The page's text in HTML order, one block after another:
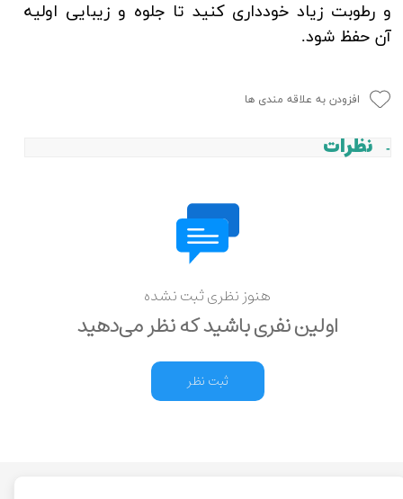
و رطوبت زیاد خودداری کنید تا جلوه و زیبایی اولیه
آن حفظ شود.
افزودن به علاقه مندی ها
نظرات
هنوز نظری ثبت نشده
اولین نفری باشید که نظر می‌دهید
ثبت نظر